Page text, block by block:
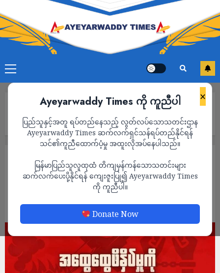
×
Ayeyarwaddy Times ကို ကူညီပါ
ပြည်သူနှင့်အတူ ရပ်တည်နေသည့် လွတ်လပ်သောသတင်းဌာန
Ayeyarwaddy Times ဆက်လက်ရှင်သန်ရပ်တည်နိုင်ရန်
သင်၏ကူညီထောက်ပံ့မှု အထူးလိုအပ်နေပါသည်။
မြန်မာပြည်သူလူထုထံ တိကျမှန်ကန်သောသတင်းများ
ဆက်လက်ပေးပို့နိုင်ရန် ကျေးဇူးပြု၍ Ayeyarwaddy Times
ကို ကူညီပါ။
Donate Now
GSCB ပြင်ဆင်
လူထုတိုက်ပွဲ အရှိန်အဟုန်မြှင့် ဖော်ဆောင်ရန် စု
ဖွဲ့မှု ပုံသဏ္ဍာန်များကို GSCB ပြင်ဆင်
ADMIN